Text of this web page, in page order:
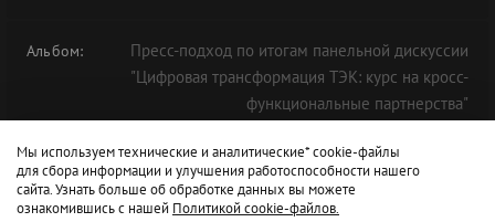
Альбом:
Пресс-подход по итогам панельной дискуссии
"Цифровая трансформация ТЭК: курс на кросс-
функциональные партнерства"
ЭКОНОМИЧЕСКИЙ ФОРУМ НЕФТЕГАЗОВЫЙ 11-Й
ТНФ-2020
Мы используем технические и аналитические* cookie-файлы
для сбора информации и улучшения работоспособности нашего
сайта. Узнать больше об обработке данных вы можете
ознакомившись с нашей Политикой cookie-файлов.